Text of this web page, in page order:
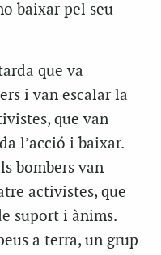
baixar pel seu
que va
i van escalar la
que van
l’acció i baixar.
bombers van
activistes, que
suport i ànims.
a terra, un grup